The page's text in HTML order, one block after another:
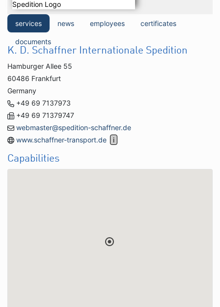
services news employees certificates
documents
K. D. Schaffner Internationale Spedition
Hamburger Allee 55
60486 Frankfurt
Germany
+49 69 7137973
+49 69 71379747
webmaster@spedition-schaffner.de
www.schaffner-transport.de
Capabilities